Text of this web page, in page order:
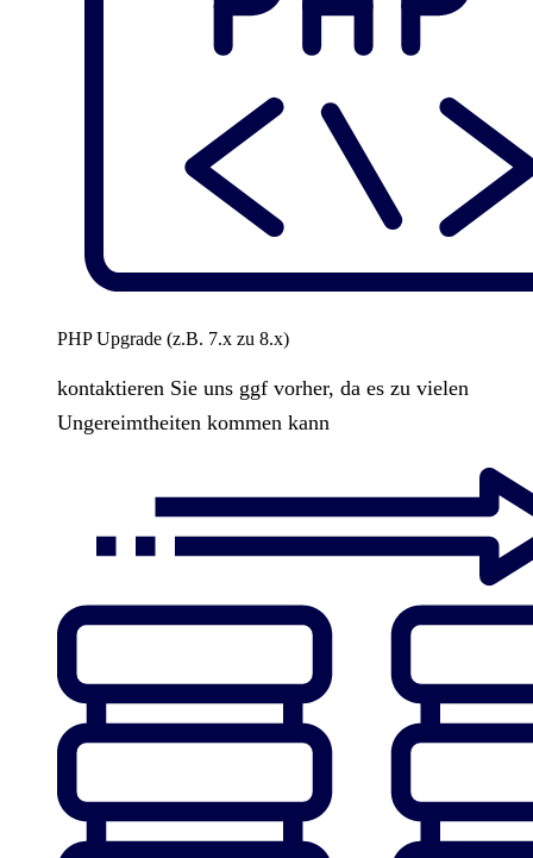
PHP Upgrade (z.B. 7.x zu 8.x)
kontaktieren Sie uns ggf vorher, da es zu vielen
Ungereimtheiten kommen kann